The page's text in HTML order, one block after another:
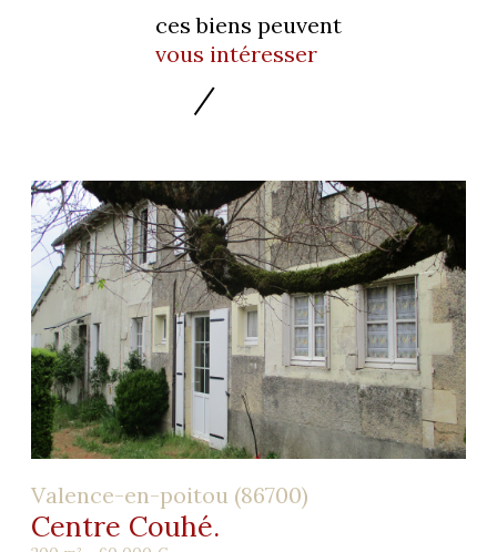
ces biens peuvent
vous intéresser
Valence-en-poitou (86700)
Centre Couhé.